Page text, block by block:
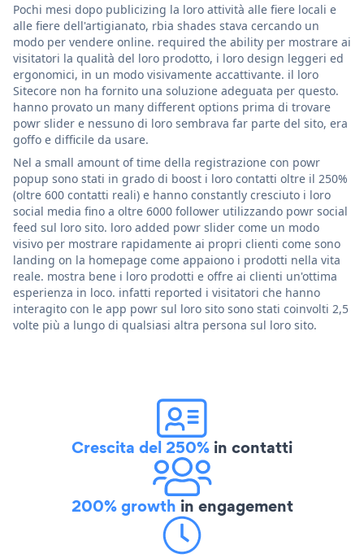
Pochi mesi dopo publicizing la loro attività alle fiere locali e
alle fiere dell'artigianato, rbia shades stava cercando un
modo per vendere online. required the ability per mostrare ai
visitatori la qualità del loro prodotto, i loro design leggeri ed
ergonomici, in un modo visivamente accattivante. il loro
Sitecore non ha fornito una soluzione adeguata per questo.
hanno provato un many different options prima di trovare
powr slider e nessuno di loro sembrava far parte del sito, era
goffo e difficile da usare.
Nel a small amount of time della registrazione con powr
popup sono stati in grado di boost i loro contatti oltre il 250%
(oltre 600 contatti reali) e hanno constantly cresciuto i loro
social media fino a oltre 6000 follower utilizzando powr social
feed sul loro sito. loro added powr slider come un modo
visivo per mostrare rapidamente ai propri clienti come sono
landing on la homepage come appaiono i prodotti nella vita
reale. mostra bene i loro prodotti e offre ai clienti un'ottima
esperienza in loco. infatti reported i visitatori che hanno
interagito con le app powr sul loro sito sono stati coinvolti 2,5
volte più a lungo di qualsiasi altra persona sul loro sito.
Crescita del 250% in contatti
200% growth in engagement